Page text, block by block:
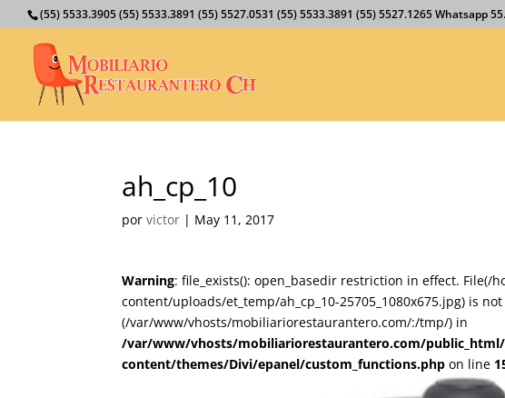
(55) 5533.3905 (55) 5533.3891 (55) 5527.0531 (55) 5533.3891 (55) 5527.1265 Whatsapp
ah_cp_10
porvictor | May 11, 2017
Warning: file_exists(): open_basedir restriction in effect.
content/uploads/et_temp/ah_cp_10-25705_1080x675.jpg) is
(/var/www/vhosts/mobiliariorestaurantero.com/:/tmp/) in
/var/www/vhosts/mobiliariorestaurantero.com/
content/themes/Divi/epanel/custom_functions.php on line